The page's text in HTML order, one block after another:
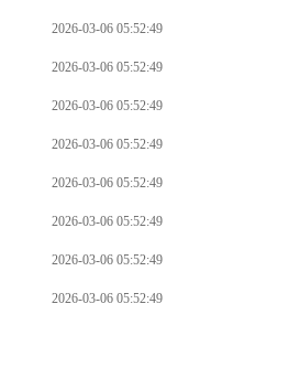
+
2026-03-06 05:52:49
2026-03-06 05:52:49
2026-03-06 05:52:49
2026-03-06 05:52:49
2026-03-06 05:52:49
2026-03-06 05:52:49
2026-03-06 05:52:49
2026-03-06 05:52:49